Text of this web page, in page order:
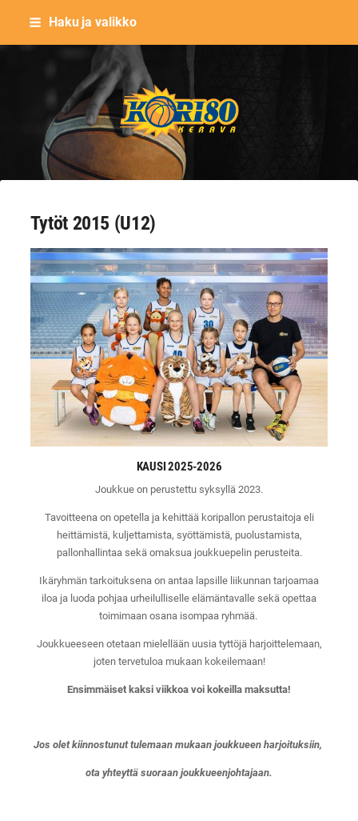
Siirry
Haku ja valikko
Keravan Kori-80 ry
Tytöt 2015 (U12)
KAUSI 2025-2026
Joukkue on perustettu syksyllä 2023.
Tavoitteena on opetella ja kehittää koripallon perustaitoja eli
heittämistä, kuljettamista, syöttämistä, puolustamista,
pallonhallintaa sekä omaksua joukkuepelin perusteita.
Ikäryhmän tarkoituksena on antaa lapsille liikunnan tarjoamaa
iloa ja luoda pohjaa urheilulliselle elämäntavalle sekä opettaa
toimimaan osana isompaa ryhmää.
Joukkueeseen otetaan mielellään uusia tyttöjä harjoittelemaan,
joten tervetuloa mukaan kokeilemaan!
Ensimmäiset kaksi viikkoa voi kokeilla maksutta!
Jos olet kiinnostunut tulemaan mukaan joukkueen harjoituksiin,
ota yhteyttä suoraan joukkueenjohtajaan.